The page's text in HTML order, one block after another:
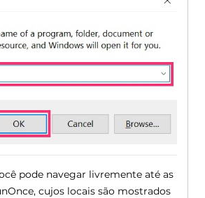
pode navegar livremente até as
cujos locais são mostrados